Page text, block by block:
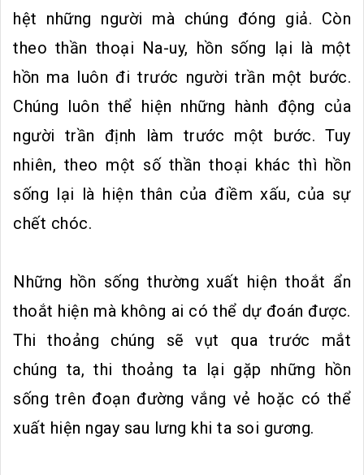
hệt những người mà chúng đóng giả. Còn
theo thần thoại Na-uy, hồn sống lại là một
hồn ma luôn đi trước người trần một bước.
Chúng luôn thể hiện những hành động của
người trần định làm trước một bước. Tuy
nhiên, theo một số thần thoại khác thì hồn
sống lại là hiện thân của điềm xấu, của sự
chết chóc.
Những hồn sống thường xuất hiện thoắt ẩn
thoắt hiện mà không ai có thể dự đoán được.
Thi thoảng chúng sẽ vụt qua trước mắt
chúng ta, thi thoảng ta lại gặp những hồn
sống trên đoạn đường vắng vẻ hoặc có thể
xuất hiện ngay sau lưng khi ta soi gương.